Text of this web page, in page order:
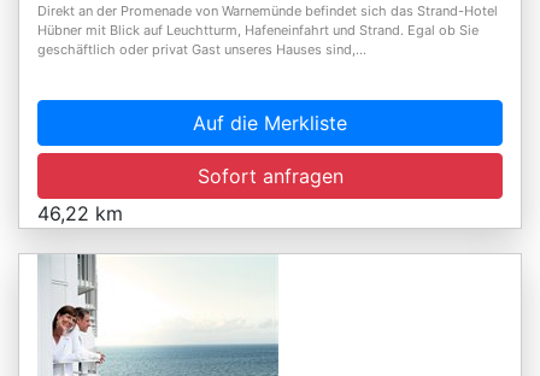
Direkt an der Promenade von Warnemünde befindet sich das Strand-Hotel
Hübner mit Blick auf Leuchtturm, Hafeneinfahrt und Strand. Egal ob Sie
geschäftlich oder privat Gast unseres Hauses sind,...
Auf die Merkliste
Sofort anfragen
46,22 km